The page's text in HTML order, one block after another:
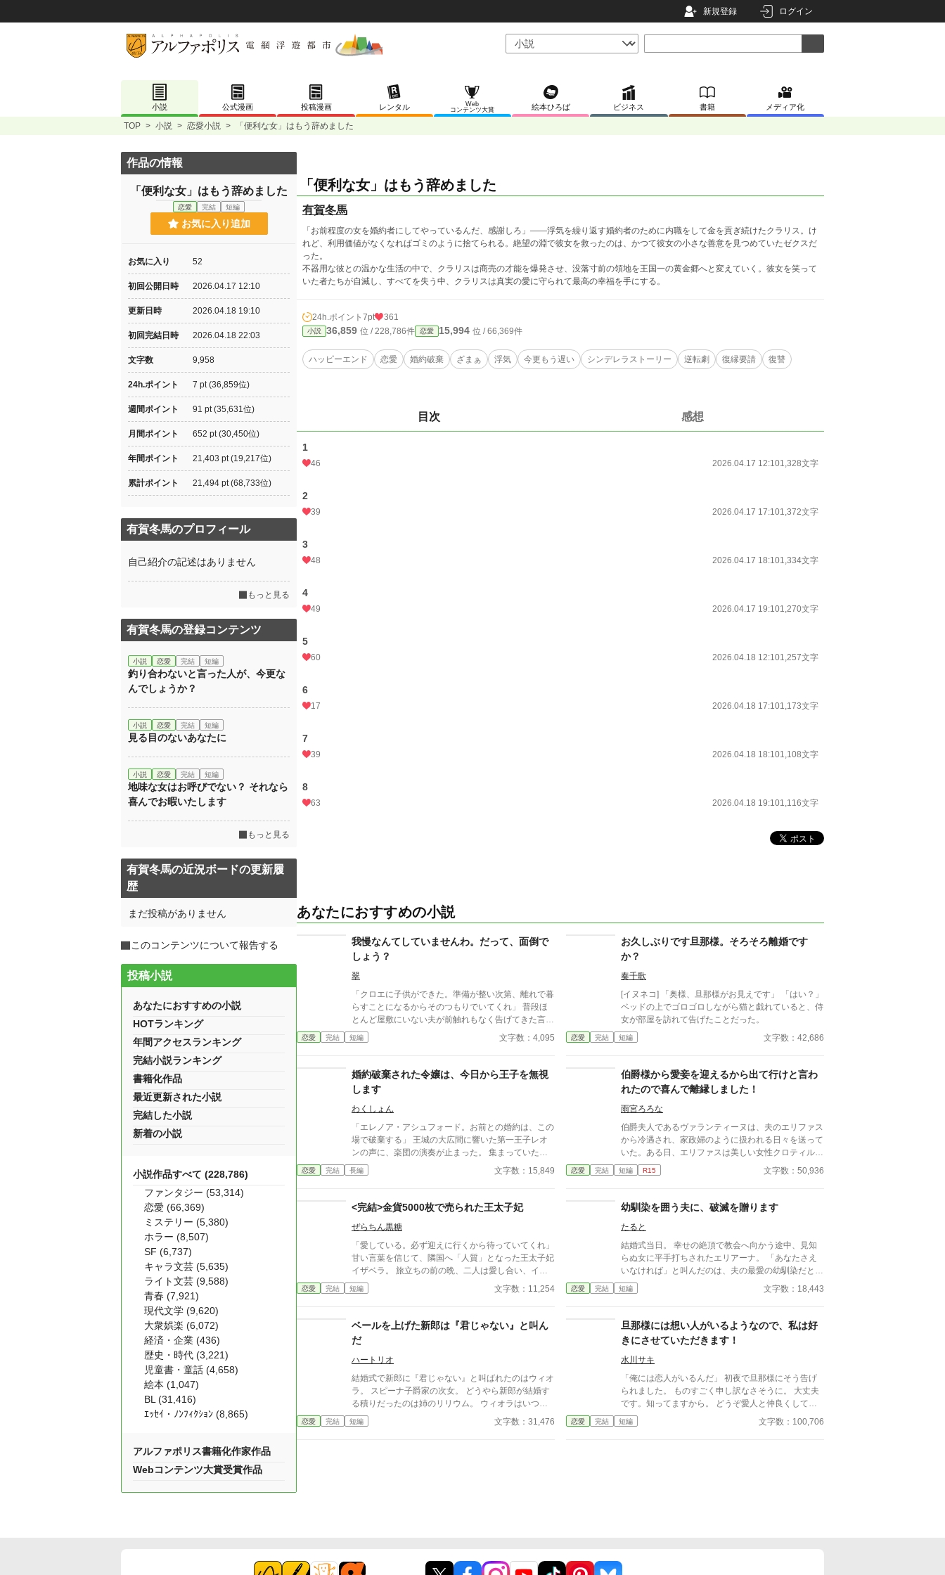
新規登録 ログイン
小説 公式漫画 投稿漫画 レンタル
Web
コンテンツ大賞
絵本ひろば ビジネス 書籍 メディア化
TOP > 小説 > 恋愛小説 > 「便利な女」はもう辞めました
「便利な女」はもう辞めました
有賀冬馬
「お前程度の女を婚約者にしてやっているんだ、感謝しろ」――浮気を繰り返す婚約者のために内職をして金を貢ぎ続けたクラリス。け
れど、利用価値がなくなればゴミのように捨てられる。絶望の淵で彼女を救ったのは、かつて彼女の小さな善意を見つめていたゼクスだ
った。
不器用な彼との温かな生活の中で、クラリスは商売の才能を爆発させ、没落寸前の領地を王国一の黄金郷へと変えていく。彼女を笑って
いた者たちが自滅し、すべてを失う中、クラリスは真実の愛に守られて最高の幸福を手にする。
24h.ポイント 7pt 361
小説 36,859 位 / 228,786件 恋愛 15,994 位 / 66,369件
ハッピーエンド 恋愛 婚約破棄 ざまぁ 浮気 今更もう遅い シンデレラストーリー 逆転劇 復縁要請 復讐
目次 感想
1
46 2026.04.17 12:101,328文字
2
39 2026.04.17 17:101,372文字
3
48 2026.04.17 18:101,334文字
4
49 2026.04.17 19:101,270文字
5
60 2026.04.18 12:101,257文字
6
17 2026.04.18 17:101,173文字
7
39 2026.04.18 18:101,108文字
8
63 2026.04.18 19:101,116文字
あなたにおすすめの小説
我慢なんてしていませんわ。だって、面倒で
しょう？
翠
「クロエに子供ができた。準備が整い次第、離れで暮
らすことになるからそのつもりでいてくれ」 普段ほ
とんど屋敷にいない夫が前触れもなく告げてきた言葉
をきっかけに、レティシアは“三年間”の契約を終わら
せることにした。 赤の他人を屋敷に迎えることはし
って、面倒でしょう？」 不誠実な夫も、無意味な結
婚も、 この際すべて切り捨ててしまいましょう。
恋愛 完結 短編 文字数：4,095
お久しぶりです旦那様。そろそろ離婚です
か？
奏千歌
[イヌネコ] 「奥様、旦那様がお見えです」 「はい？」
ベッドの上でゴロゴロしながら猫と戯れていると、侍
女が部屋を訪れて告げたことだった。
恋愛 完結 短編 文字数：42,686
婚約破棄された令嬢は、今日から王子を無視
します
わくしょん
「エレノア・アシュフォード。お前との婚約は、この
場で破棄する」 王城の大広間に響いた第一王子レオ
ンの声に、楽団の演奏が止まった。 集まっていた貴
族たちは息をのみ、次の瞬間にはざわめきが広がる。
エレノアはゆっくりと顔を上げた。 目の前では、王
が勝ち誇ったように微笑んでいる。
恋愛 完結 長編 文字数：15,849
伯爵様から愛妾を迎えるから出て行けと言わ
れたので喜んで離縁しました！
雨宮ろろな
伯爵夫人であるヴァランティーヌは、夫のエリファス
から冷遇され、家政婦のように扱われる日々を送って
いた。ある日、エリファスは美しい女性クロティルド
を本邸に連れ帰り、「彼女を愛妾にする。お前との婚
姻は終わりだ」と冷酷に離縁を言い渡す。ヴァランテ
れて館を去った。 自由の身となった彼女を待ってい
たのは、以前から彼女の類まれなる意匠の才能と清ら
かな心を慕っていた、隣国の若き公爵カジミールだっ
た。カジミールの領地で温かく迎えられ、本来の輝き
を取り戻していくヴァランティーヌ。 一方、彼女を
失った伯爵邸は、ヴァランティーヌの細やかな差配が
をたどる。激しい後悔に苛まれたエリファスは彼女を
恋愛 完結 短編 R15 文字数：50,936
<完結>金貨5000枚で売られた王太子妃
ぜらちん黒糖
​「愛している。必ず迎えに行くから待っていてくれ」 ​
甘い言葉を信じて、隣国へ「人質」となった王太子妃
イザベラ。 旅立ちの前の晩、二人は愛し合い、イザ
ベラのお腹には新しい命が宿った。すぐに夫に知らせ
たイザベラだったが、夫から届いた返信は、信じられ
か？」
恋愛 完結 短編 文字数：11,254
幼馴染を囲う夫に、破滅を贈ります
たると
結婚式当日。 幸せの絶頂で教会へ向かう途中、見知
らぬ女に平手打ちされたエリアーナ。 「あなたさえ
いなければ」と叫んだのは、夫の最愛の幼馴染だとい
う女。 それでも経済的に困窮する実家を救うため、
エリアーナは泣き寝入りするしかなかった。
恋愛 完結 短編 文字数：18,443
ベールを上げた新郎は『君じゃない』と叫ん
だ
ハートリオ
結婚式で新郎に『君じゃない』と叫ばれたのはウィオ
ラ。 スピーナ子爵家の次女。 どうやら新郎が結婚す
る積りだったのは姉のリリウム。 ウィオラはいつも
『じゃない方』 認められない、 選ばれない… そんな
ウィオラは―― 中世ヨーロッパ風異世界でのお話で
恋愛 完結 短編 文字数：31,476
旦那様には想い人がいるようなので、私は好
きにさせていただきます！
水川サキ
「俺には恋人がいるんだ」 初夜で旦那様にそう告げ
られました。 ものすごく申し訳なさそうに。 大丈夫
です。知ってますから。 どうぞ愛人と仲良くしてく
ださいね。 私は好きにさせていただきますので。
悠々自適なお飾り妻の快適ライフを送っていたら、
恋愛 完結 短編 文字数：100,706
作品の情報
「便利な女」はもう辞めました
恋愛 完結 短編
お気に入り追加
お気に入り 52
初回公開日時 2026.04.17 12:10
更新日時 2026.04.18 19:10
初回完結日時 2026.04.18 22:03
文字数 9,958
24h.ポイント 7 pt (36,859位)
週間ポイント 91 pt (35,631位)
月間ポイント 652 pt (30,450位)
年間ポイント 21,403 pt (19,217位)
累計ポイント 21,494 pt (68,733位)
有賀冬馬のプロフィール
自己紹介の記述はありません
もっと見る
有賀冬馬の登録コンテンツ
小説 恋愛 完結 短編
釣り合わないと言った人が、今更な
んでしょうか？
小説 恋愛 完結 短編
見る目のないあなたに
小説 恋愛 完結 短編
地味な女はお呼びでない？ それなら
喜んでお暇いたします
もっと見る
有賀冬馬の近況ボードの更新履
歴
まだ投稿がありません
このコンテンツについて報告する
投稿小説
あなたにおすすめの小説
HOTランキング
年間アクセスランキング
完結小説ランキング
書籍化作品
最近更新された小説
完結した小説
新着の小説
小説作品すべて (228,786)
ファンタジー (53,314)
恋愛 (66,369)
ミステリー (5,380)
ホラー (8,507)
SF (6,737)
キャラ文芸 (5,635)
ライト文芸 (9,588)
青春 (7,921)
現代文学 (9,620)
大衆娯楽 (6,072)
経済・企業 (436)
歴史・時代 (3,221)
児童書・童話 (4,658)
絵本 (1,047)
BL (31,416)
ｴｯｾｲ・ﾉﾝﾌｨｸｼｮﾝ (8,865)
アルファポリス書籍化作家作品
Webコンテンツ大賞受賞作品